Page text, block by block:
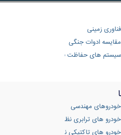
فناوری زمینی
مقایسه ادوات جنگی
سیستم های حفاظت فعال
خودروهای مهندسی
نظام
خودرو های ترابری نظامی
و ضد تانک
خودرو های تاکتیکی نظامی